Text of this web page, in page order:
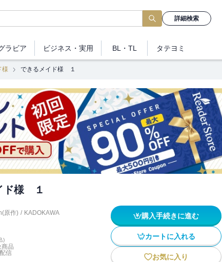
詳細検索
ラビア ビジネス ・実用 BL・TL タテヨミ
様 できるメイド様 １
ド様 １
原作) / KADOKAWA
)
商品
配信
購入手続きに進む
カートに入れる
お気に入り